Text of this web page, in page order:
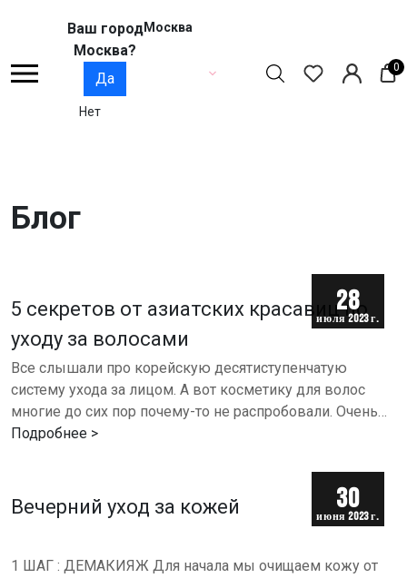
Ваш город
Москва?
Да
Нет
Москва
0
Блог
28
июля 2023 г.
5 секретов от азиатских красавиц по
уходу за волосами
Все слышали про корейскую десятиступенчатую
систему ухода за лицом. А вот косметику для волос
многие до сих пор почему-то не распробовали. Очень
зря! Собрали 5 азиатских рецептов красоты для
Подробнее >
30
июня 2023 г.
Вечерний уход за кожей
1 ШАГ : ДЕМАКИЯЖ Для начала мы очищаем кожу от